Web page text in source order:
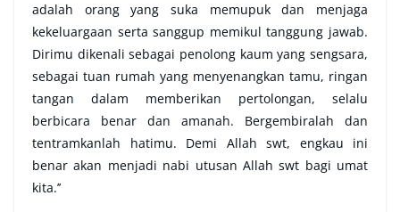
adalah orang yang suka memupuk dan menjaga
kekeluargaan serta sanggup memikul tanggung jawab.
Dirimu dikenali sebagai penolong kaum yang sengsara,
sebagai tuan rumah yang menyenangkan tamu, ringan
tangan dalam memberikan pertolongan, selalu
berbicara benar dan amanah. Bergembiralah dan
tentramkanlah hatimu. Demi Allah swt, engkau ini
benar akan menjadi nabi utusan Allah swt bagi umat
kita.’’